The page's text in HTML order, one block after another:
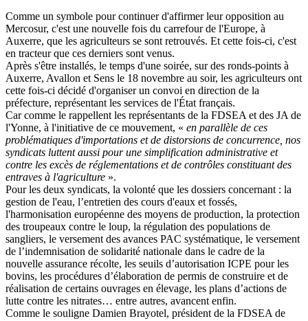
Comme un symbole pour continuer d'affirmer leur opposition au
Mercosur, c'est une nouvelle fois du carrefour de l'Europe, à
Auxerre, que les agriculteurs se sont retrouvés. Et cette fois-ci, c'est
en tracteur que ces derniers sont venus.
Après s'être installés, le temps d'une soirée, sur des ronds-points à
Auxerre, Avallon et Sens le 18 novembre au soir, les agriculteurs ont
cette fois-ci décidé d'organiser un convoi en direction de la
préfecture, représentant les services de l'État français.
Car comme le rappellent les représentants de la FDSEA et des JA de
l'Yonne, à l'initiative de ce mouvement, « en parallèle de ces
problématiques d'importations et de distorsions de concurrence, nos
syndicats luttent aussi pour une simplification administrative et
contre les excès de réglementations et de contrôles constituant des
entraves à l'agriculture ».
Pour les deux syndicats, la volonté que les dossiers concernant : la
gestion de l'eau, l’entretien des cours d'eaux et fossés,
l'harmonisation européenne des moyens de production, la protection
des troupeaux contre le loup, la régulation des populations de
sangliers, le versement des avances PAC systématique, le versement
de l’indemnisation de solidarité nationale dans le cadre de la
nouvelle assurance récolte, les seuils d’autorisation ICPE pour les
bovins, les procédures d’élaboration de permis de construire et de
réalisation de certains ouvrages en élevage, les plans d’actions de
lutte contre les nitrates… entre autres, avancent enfin.
Comme le souligne Damien Brayotel, président de la FDSEA de